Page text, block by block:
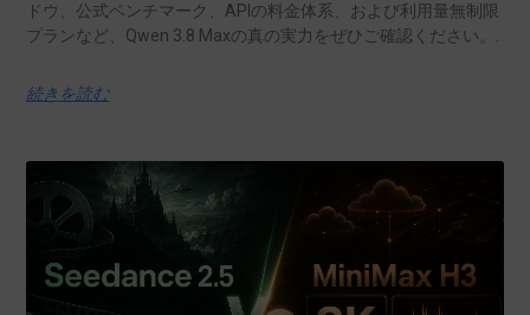
ドウ、公式ベンチマーク、APIの料金体系、および利用量無制限
プランなど、Qwen 3.8 Maxの真の実力をぜひご確認ください。.
続きを読む